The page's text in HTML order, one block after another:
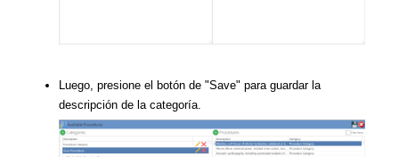
Luego, presione el botón de "Save" para guardar la
descripción de la categoría.